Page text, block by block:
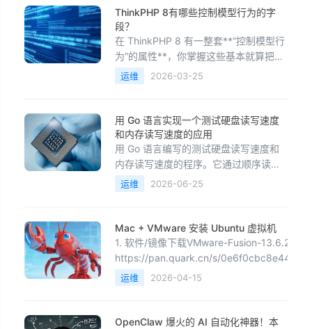
方下載選擇：Evergreen Standalone
Insta
ThinkPHP 8有哪些控制模型行为的字
段？
在 ThinkPHP 8 有一整套**“控制模型行
为”的属性**，你掌握这些基本就算把
Model 用透了 我给你按“实际开发最常
用”分类讲🧱 一、表结构 & 基础映射1️⃣
表名（不带前缀）protected $ta
运维 2026-03-25
用 Go 语言实现一个测试硬盘读写速度
和内存读写速度的应用
用 Go 语言编写的测试硬盘读写速度和
内存读写速度的程序。它通过顺序读写
大块数据并测量耗时来计算吞吐量
（MB/s）。硬盘测试使用常规文件操作
分配大切片并通过循环读写防止编译器
优化。package mainimport ( "flag&
运维 2026-06-25
Mac + VMware 安装 Ubuntu 虚拟机
1. 软件/镜像下载VMware-Fusion-13.6.2:
https://pan.quark.cn/s/
Fusion-13.6.1:
https://pan.quark.cn/s/
运维 2026-04-15
OpenClaw 爆火的 AI 自动化神器！本